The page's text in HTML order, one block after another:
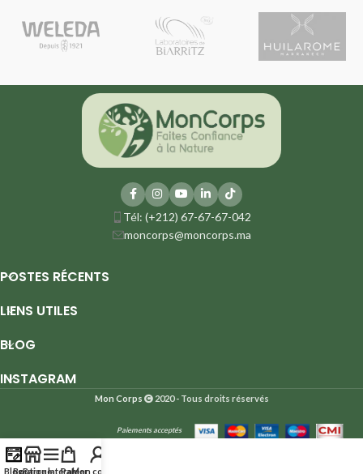
Tél: (+212) 67-67-67-042
moncorps@moncorps.ma
POSTES RÉCENTS
LIENS UTILES
BLOG
INSTAGRAM
Mon Corps 2020 - Tous droits réservés
Paiements acceptés
BlogBoutique
Barre latérale
Panier
Mon compte